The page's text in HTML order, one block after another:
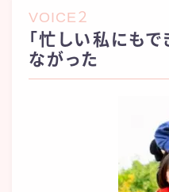
VOICE２
「忙しい私にもで
ながった